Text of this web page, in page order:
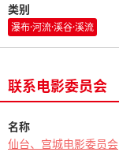
类别
瀑布·河流·溪谷·溪流
联系电影委员会
名称
仙台、宫城电影委员会